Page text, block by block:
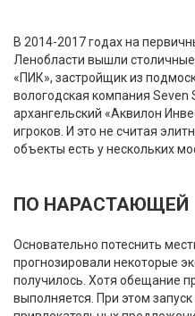
В 2014-2017 годах на
Ленобласти вышли
«ПИК», застройщик из
вологодская компания Seven
архангельский «Аквилон
игроков. И это не считая
объекты есть у нескольких
ПО НАРАСТАЮЩЕЙ
Основательно потеснить
прогнозировали некоторые
получилось. Хотя обещание
выполняется. При этом